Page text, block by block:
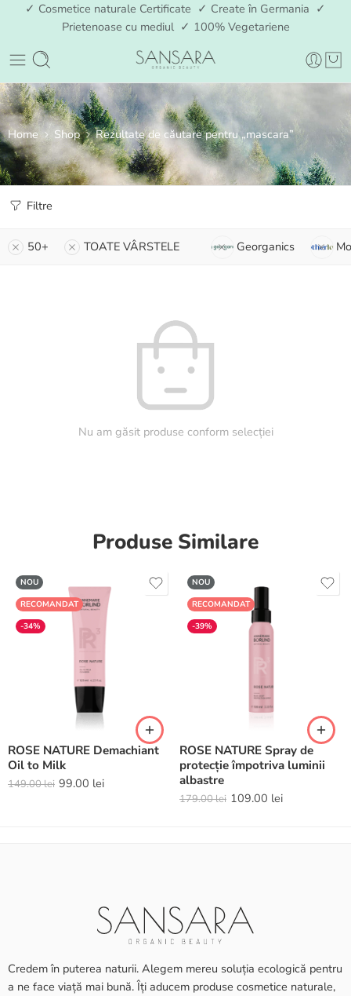
✓ Cosmetice naturale Certificate ✓ Create în Germania ✓
Prietenoase cu mediul ✓ 100% Vegetariene
Home Shop Rezultate de căutare pentru „mascara”
Filtre
50+ TOATE VÂRSTELE Georganics
Nu am găsit produse conform selecției
Produse Similare
NOU
RECOMANDAT
-34%
ROSE NATURE Demachiant
Oil to Milk
149.00lei 99.00 lei
NOU
RECOMANDAT
-39%
ROSE NATURE Spray de
protecție împotriva luminii
albastre
179.00lei 109.00 lei
Credem în puterea naturii. Alegem mereu soluția ecologică pentru
a ne face viață mai bună. Îți aducem produse cosmetice naturale,